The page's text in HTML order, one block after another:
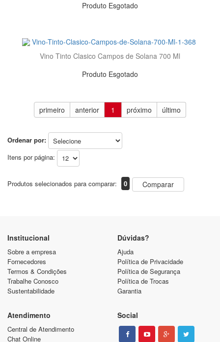
Produto Esgotado
Vino Tinto Clasico Campos de Solana 700 Ml
Produto Esgotado
primeiro anterior 1 próximo último
Ordenar por:
Itens por página:
Produtos selecionados para comparar: 0 Comparar
Institucional
Sobre a empresa
Fornecedores
Termos & Condições
Trabalhe Conosco
Sustentabilidade
Dúvidas?
Ajuda
Política de Privacidade
Política de Segurança
Política de Trocas
Garantia
Atendimento
Central de Atendimento
Chat Online
Social